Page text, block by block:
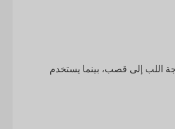
اللب إلى قصب، بينما يستخدم